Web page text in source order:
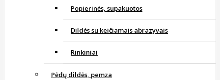
Popierinės, supakuotos
Dildės su keičiamais abrazyvais
Rinkiniai
Pėdų dildės, pemza